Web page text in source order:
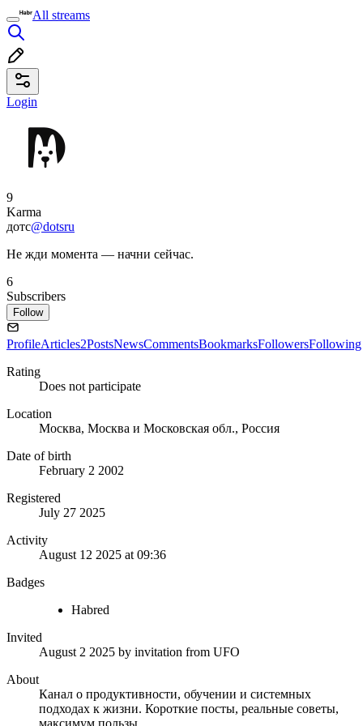
All streams
Login
9
Karma
дотс@dotsru
Не жди момента — начни сейчас.
6
Subscribers
Follow
ProfileArticles2PostsNewsCommentsBookmarksFollowersFollowing
Rating
Does not participate
Location
Москва, Москва и Московская обл., Россия
Date of birth
February 2 2002
Registered
July 27 2025
Activity
August 12 2025 at 09:36
Badges
Habred
Invited
August 2 2025 by invitation from UFO
About
Канал о продуктивности, обучении и системных
подходах к жизни. Короткие посты, реальные советы,
максимум пользы.